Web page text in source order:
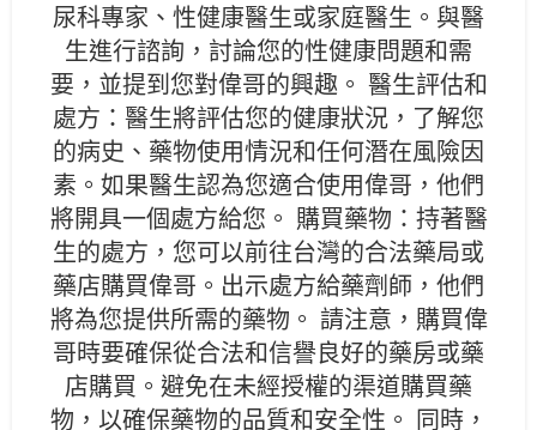
尿科專家、性健康醫生或家庭醫生。與醫
生進行諮詢，討論您的性健康問題和需
要，並提到您對偉哥的興趣。 醫生評估和
處方：醫生將評估您的健康狀況，了解您
的病史、藥物使用情況和任何潛在風險因
素。如果醫生認為您適合使用偉哥，他們
將開具一個處方給您。 購買藥物：持著醫
生的處方，您可以前往台灣的合法藥局或
藥店購買偉哥。出示處方給藥劑師，他們
將為您提供所需的藥物。 請注意，購買偉
哥時要確保從合法和信譽良好的藥房或藥
店購買。避免在未經授權的渠道購買藥
物，以確保藥物的品質和安全性。 同時，